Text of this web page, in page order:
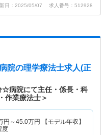
日：2025/05/07 求人番号：512928
院の理学療法士求人(正
☆病院にて主任・係長・科
作業療法士＞
円～45.0万円
【モデル年収】
度